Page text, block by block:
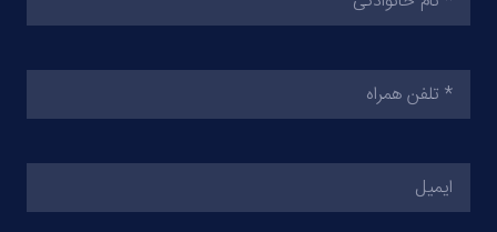
تلفن
(ضروری)
ایمیل